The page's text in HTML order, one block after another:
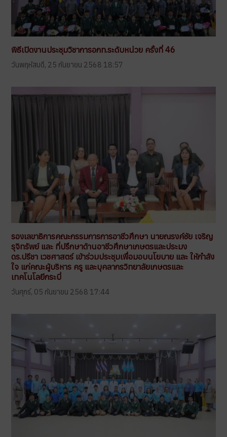
พิธีเปิดงานประชุมวิชาการอกท.ระดับหน่วย ครั้งที่ 46
วันพฤหัสบดี, 25 กันยายน 2568 18:57
รองเลขาธิการคณะกรรมการการอาชีวศึกษา นายณรงค์ชัย เจริญ
รุจิทรัพย์ และ ที่ปรึกษาด้านอาชีวศึกษาเกษตรและประมง
ดร.ปรีชา เวชศาสตร์ เข้าร่วมประชุมเพื่อมอบนโยบาย และ ให้กำลัง
ใจ แก่คณะผู้บริหาร ครู และบุคลากรวิทยาลัยเกษตรและ
เทคโนโลยีกระบี่
วันศุกร์, 05 กันยายน 2568 17:44